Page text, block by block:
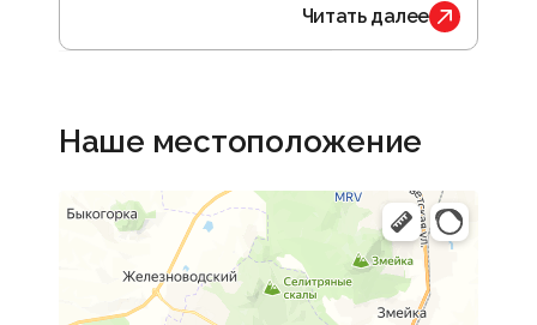
Читать далее
Наше местоположение